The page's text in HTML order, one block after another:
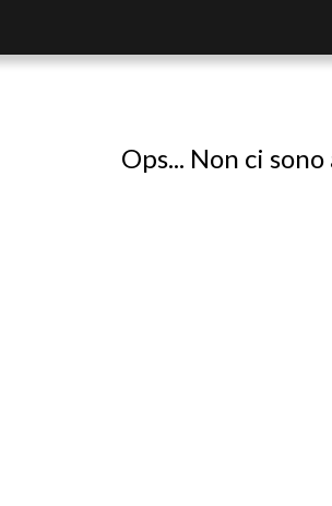
Ops... Non ci